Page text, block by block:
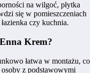
na wilgoć, płytka
się w pomieszczeniach
czy kuchnia.
Krem?
łatwa w montażu, co
osoby z podstawowymi